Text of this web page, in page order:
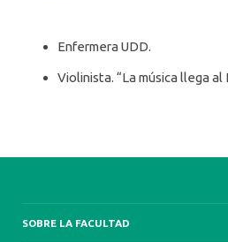
Enfermera UDD.
Violinista. “La música llega
SOBRE LA FACULTAD